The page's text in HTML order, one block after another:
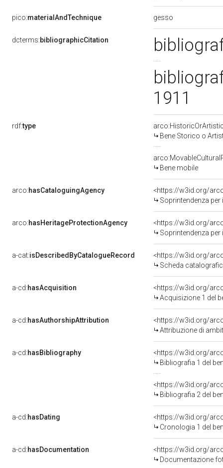
pico:materialAndTechnique gesso
dcterms:bibliographicCitation
1911
rdf:type
Bene Storico o
Bene mobile
arco:hasCataloguingAgency
<https://w3id.org/
Soprintendenza
arco:hasHeritageProtectionAgency
<https://w3id.org/
Soprintendenza
a-cat:isDescribedByCatalogueRecord
<https://w3id.org/
Scheda
a-cd:hasAcquisition
<https://w3id.org/
Acquisizione 1 del
a-cd:hasAuthorshipAttribution
<https://w3id.org/
Attribuzione di
a-cd:hasBibliography
<https://w3id.org/
Bibliografia 1 del
<https://w3id.org/
Bibliografia 2 del
a-cd:hasDating
<https://w3id.org/
Cronologia 1 del
a-cd:hasDocumentation
Documentazione